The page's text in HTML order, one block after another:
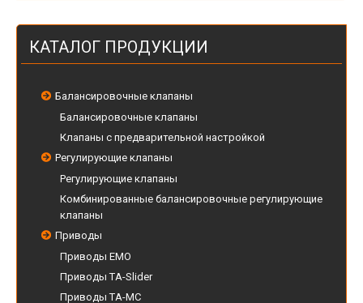
КАТАЛОГ ПРОДУКЦИИ
Балансировочные клапаны
Балансировочные клапаны
Клапаны с предварительной настройкой
Регулирующие клапаны
Регулирующие клапаны
Комбинированные балансировочные регулирующие
клапаны
Приводы
Приводы EMO
Приводы TA-Slider
Приводы TA-MC